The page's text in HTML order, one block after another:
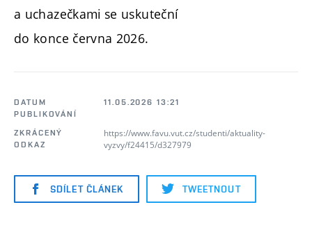
a uchazečkami se uskuteční
do konce června 2026.
DATUM
PUBLIKOVÁNÍ
11.05.2026 13:21
ZKRÁCENÝ
ODKAZ
https://www.favu.vut.cz/studenti/aktuality-
vyzvy/f24415/d327979
SDÍLET ČLÁNEK TWEETNOUT